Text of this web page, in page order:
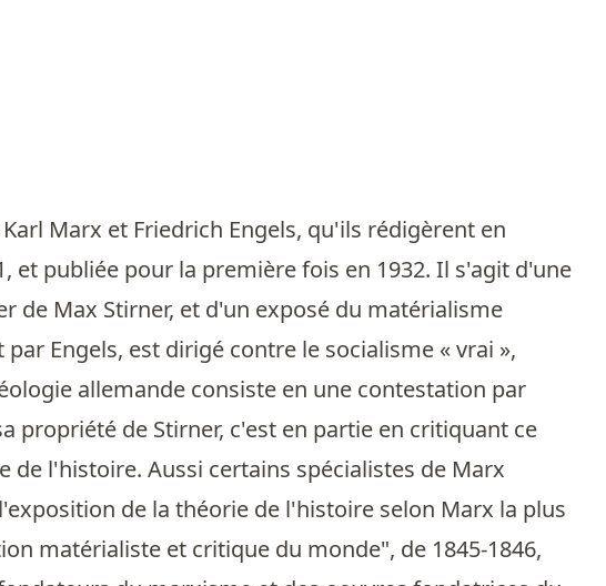
Marx et Friedrich Engels, qu'ils rédigèrent en
et publiée pour la première fois en 1932. Il s'agit d'une
de Max Stirner, et d'un exposé du matérialisme
Engels, est dirigé contre le socialisme « vrai »,
allemande consiste en une contestation par
propriété de Stirner, c'est en partie en critiquant ce
l'histoire. Aussi certains spécialistes de Marx
de la théorie de l'histoire selon Marx la plus
matérialiste et critique du monde", de 1845-1846,